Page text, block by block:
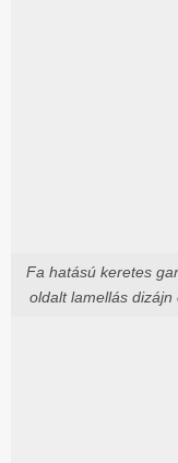
Fa hatású keretes
oldalt lamellás dizájn